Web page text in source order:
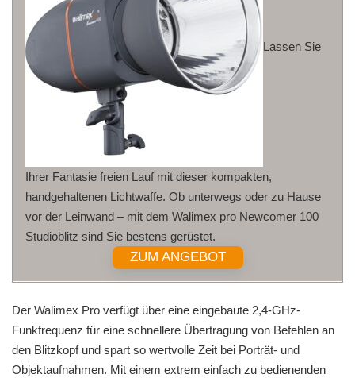
Lassen Sie
Ihrer Fantasie freien Lauf mit dieser kompakten,
handgehaltenen Lichtwaffe. Ob unterwegs oder zu Hause
vor der Leinwand – mit dem Walimex pro Newcomer 100
Studioblitz sind Sie bestens gerüstet.
ZUM ANGEBOT
Der Walimex Pro verfügt über eine eingebaute 2,4-GHz-
Funkfrequenz für eine schnellere Übertragung von Befehlen an
den Blitzkopf und spart so wertvolle Zeit bei Porträt- und
Objektaufnahmen. Mit einem extrem einfach zu bedienenden